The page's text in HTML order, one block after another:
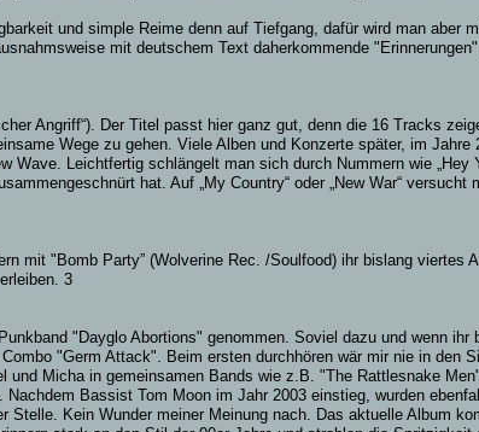
und simple Reime denn auf Tiefgang, dafür wird man aber
mit deutschem Text daherkommende
Angriff“). Der Titel passt hier ganz gut, denn die 16 Tracks
Wege zu gehen. Viele Alben und Konzerte später, im
Leichtfertig schlängelt man sich durch Nummern wie „Hey
hat. Auf „My Country“ oder „New War“
mit "Bomb Party” (Wolverine Rec. /Soulfood) ihr bislang viertes
3
"Dayglo Abortions" genommen. Soviel dazu und wenn
"Germ Attack". Beim ersten durchhören wär mir nie in den
Micha in gemeinsamen Bands wie z.B. "The Rattlesnake
Bassist Tom Moon im Jahr 2003 einstieg, wurden
Kein Wunder meiner Meinung nach. Das aktuelle Album